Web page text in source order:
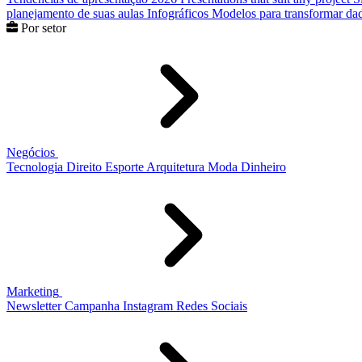
planejamento de suas aulas Infográficos Modelos para transformar
Por setor
Negócios
Tecnologia Direito Esporte Arquitetura Moda Dinheiro
Marketing
Newsletter Campanha Instagram Redes Sociais